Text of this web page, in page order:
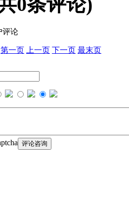
评论
第一页 上一页 下一页 最末页